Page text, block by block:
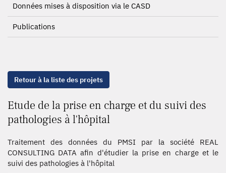
Données mises à disposition via le CASD
Publications
Retour à la liste des projets
Etude de la prise en charge et du suivi des
pathologies à l'hôpital
Traitement des données du PMSI par la société REAL
CONSULTING DATA afin d'étudier la prise en charge et le
suivi des pathologies à l'hôpital